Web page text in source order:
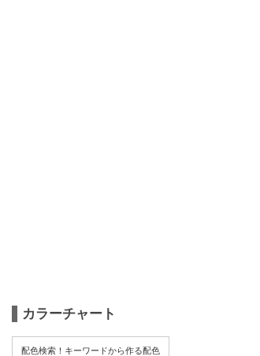
カラーチャート
配色検索！キーワードから作る配色